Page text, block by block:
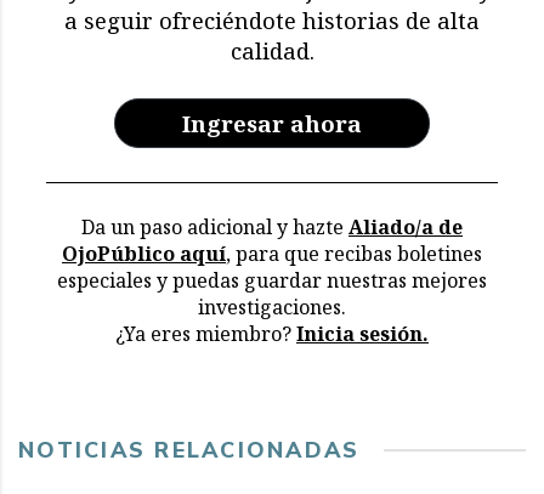
en los archivos de la CVR
a seguir ofreciéndote historias de alta
calidad.
Ingresar ahora
Da un paso adicional y hazte Aliado/a de
OjoPúblico aquí, para que recibas boletines
especiales y puedas guardar nuestras mejores
investigaciones.
¿Ya eres miembro?Inicia sesión.
NOTICIAS RELACIONADAS